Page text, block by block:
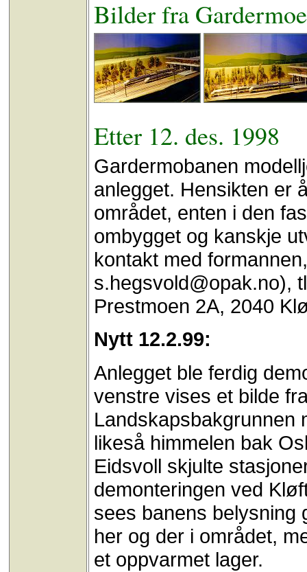
Bilder fra
Etter 12. des. 1998
Gardermobanen
anlegget. Hensikten er
området, enten i den
ombygget og kanskje
kontakt med
s.hegsvold@opak.no),
Prestmoen 2A, 2040
Nytt 12.2.99:
Anlegget ble ferdig
venstre vises et bilde
Landskapsbakgrunnen
likeså himmelen bak
Eidsvoll skjulte
demonteringen ved
sees banens belysning
her og der i området,
et oppvarmet lager.